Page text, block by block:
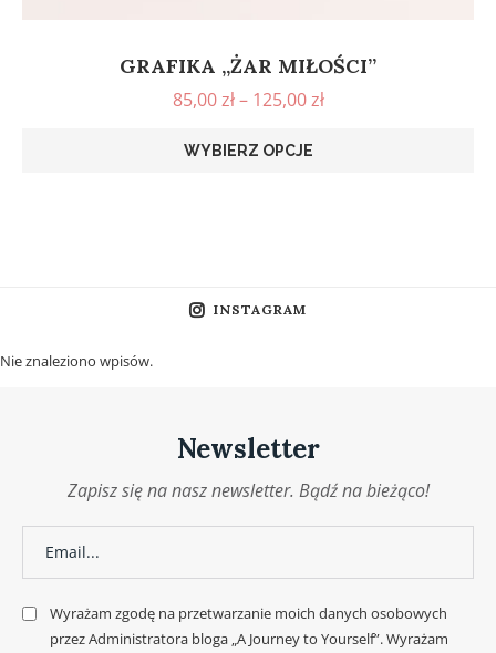
GRAFIKA „ŻAR MIŁOŚCI”
85,00zł– 125,00zł
WYBIERZ OPCJE
INSTAGRAM
Nie znaleziono wpisów.
Newsletter
Zapisz się na nasz newsletter. Bądź na bieżąco!
Wyrażam zgodę na przetwarzanie moich danych osobowych
przez Administratora bloga „A Journey to Yourself”. Wyrażam